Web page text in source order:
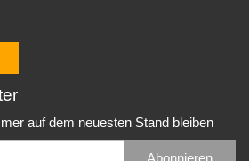
auf dem neuesten Stand bleiben
Abonnieren